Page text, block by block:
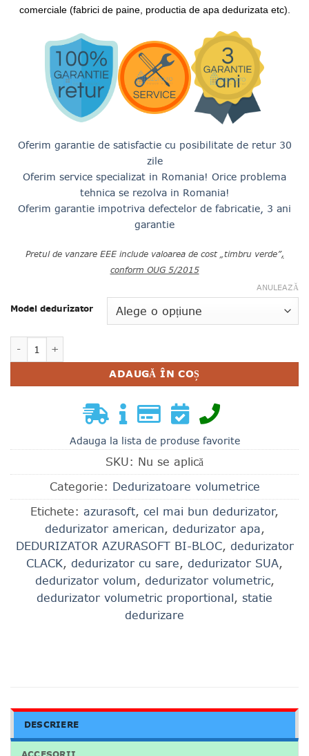
comerciale (fabrici de paine, productia de apa dedurizata etc).
Oferim garantie de satisfactie cu posibilitate de retur 30
zile
Oferim service specializat in Romania! Orice problema
tehnica se rezolva in Romania!
Oferim garantie impotriva defectelor de fabricatie, 3 ani
garantie
Pretul de vanzare EEE include valoarea de cost „timbru verde”,
conform OUG 5/2015
Model dedurizator
ANULEAZĂ
ADAUGĂ ÎN COȘ
Adauga la lista de produse favorite
SKU: Nu se aplică
Categorie: Dedurizatoare volumetrice
Etichete: azurasoft, cel mai bun dedurizator,
dedurizator american, dedurizator apa,
DEDURIZATOR AZURASOFT BI-BLOC, dedurizator
CLACK, dedurizator cu sare, dedurizator SUA,
dedurizator volum, dedurizator volumetric,
dedurizator volumetric proportional, statie
dedurizare
DESCRIERE